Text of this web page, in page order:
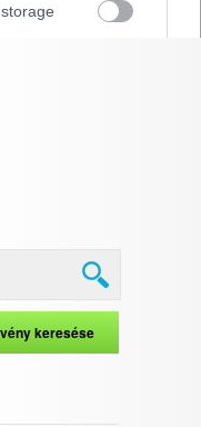
Privacy Policy